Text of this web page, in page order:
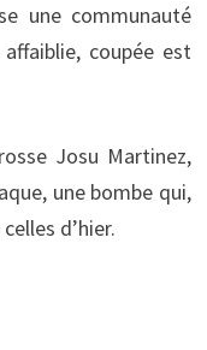
une communauté
coupée est
Josu Martinez,
une bombe qui,
d’hier.